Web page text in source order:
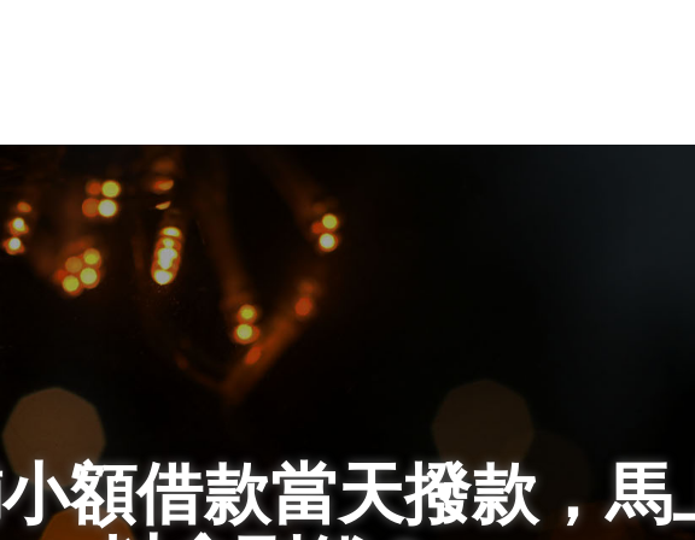
額借款當天撥款，馬